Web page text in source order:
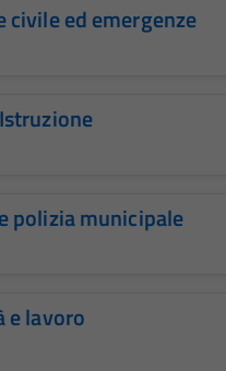
civile ed emergenze
polizia municipale
e lavoro